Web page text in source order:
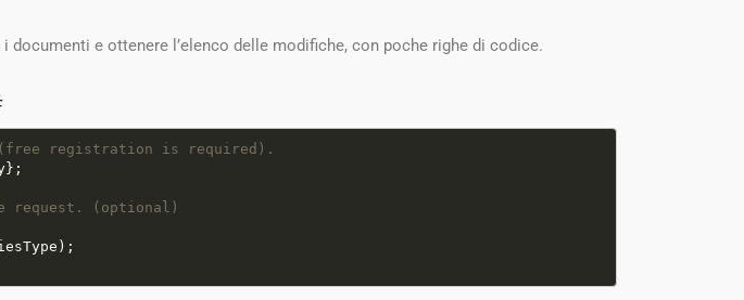
e ottenere l’elenco delle modifiche, con poche righe di codice.
(free registration is required).
request. (optional)